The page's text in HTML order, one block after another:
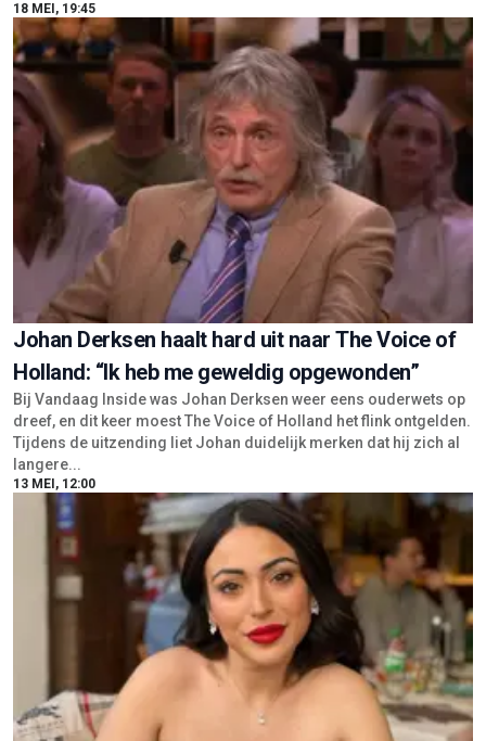
18 MEI, 19:45
Johan Derksen haalt hard uit naar The Voice of
Holland: “Ik heb me geweldig opgewonden”
Bij Vandaag Inside was Johan Derksen weer eens ouderwets op
dreef, en dit keer moest The Voice of Holland het flink ontgelden.
Tijdens de uitzending liet Johan duidelijk merken dat hij zich al
langere...
13 MEI, 12:00